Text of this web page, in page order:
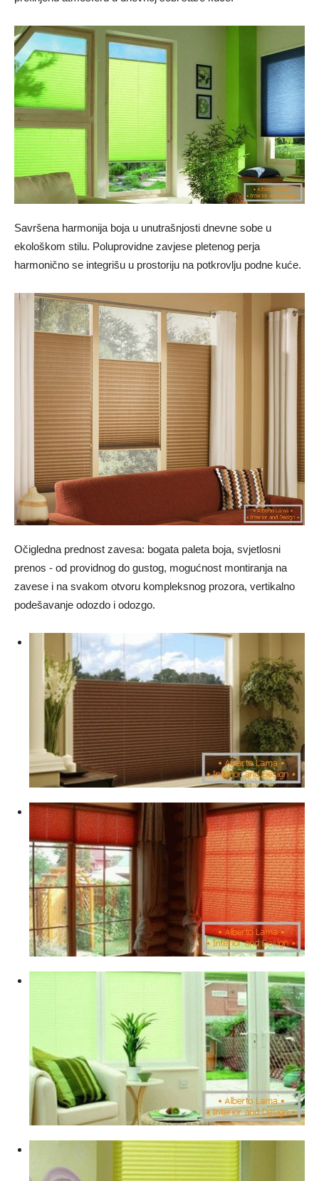
Savršena harmonija boja u unutrašnjosti dnevne sobe u
ekološkom stilu. Poluprovidne zavjese pletenog perja
harmonično se integrišu u prostoriju na potkrovlju podne kuće.
Očigledna prednost zavesa: bogata paleta boja, svjetlosni
prenos - od providnog do gustog, mogućnost montiranja na
zavese i na svakom otvoru kompleksnog prozora, vertikalno
podešavanje odozdo i odozgo.